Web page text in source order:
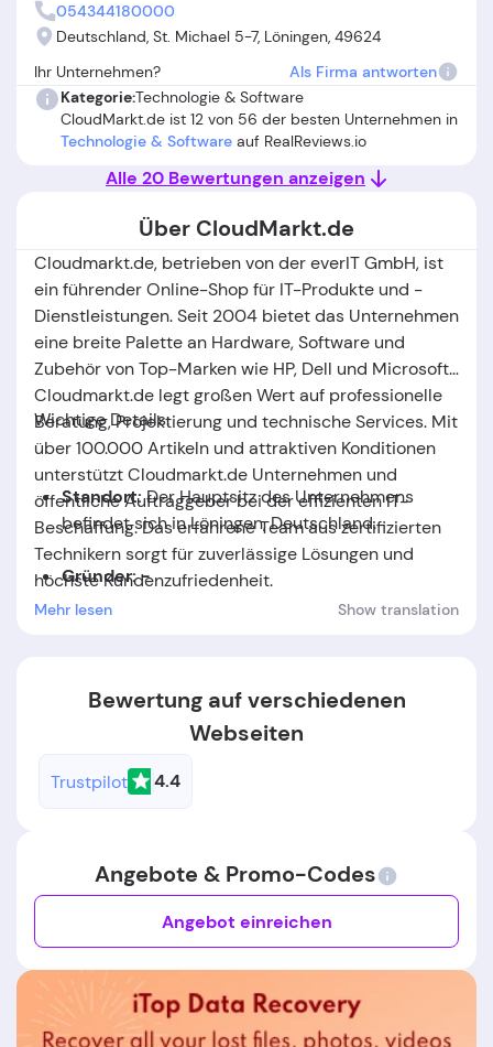
054344180000
Deutschland, St. Michael 5-7, Löningen, 49624
Ihr Unternehmen?
Als Firma antworten
Kategorie:Technologie & Software
CloudMarkt.de ist 12 von 56 der besten Unternehmen in
Technologie & Software auf RealReviews.io
Alle 20 Bewertungen anzeigen
Über CloudMarkt.de
Cloudmarkt.de, betrieben von der everIT GmbH, ist
ein führender Online-Shop für IT-Produkte und -
Dienstleistungen. Seit 2004 bietet das Unternehmen
eine breite Palette an Hardware, Software und
Zubehör von Top-Marken wie HP, Dell und Microsoft.
Cloudmarkt.de legt großen Wert auf professionelle
Beratung, Projektierung und technische Services. Mit
über 100.000 Artikeln und attraktiven Konditionen
unterstützt Cloudmarkt.de Unternehmen und
öffentliche Auftraggeber bei der effizienten IT-
Beschaffung. Das erfahrene Team aus zertifizierten
Technikern sorgt für zuverlässige Lösungen und
höchste Kundenzufriedenheit.
Wichtige Details:
Standort:Der Hauptsitz des Unternehmens
befindet sich in Löningen, Deutschland.
Gründer: -
Mehr lesen Show translation
Bewertung auf verschiedenen
Webseiten
Trustpilot 4.4
Angebote & Promo-Codes
Angebot einreichen